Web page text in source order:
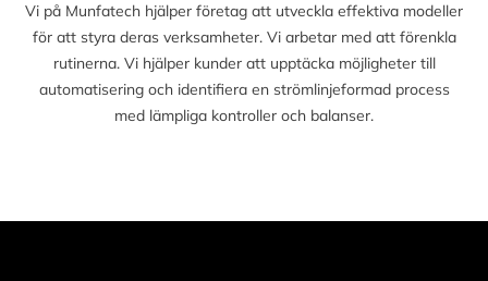
Vi på Munfatech hjälper företag att utveckla effektiva modeller
för att styra deras verksamheter. Vi arbetar med att förenkla
rutinerna. Vi hjälper kunder att upptäcka möjligheter till
automatisering och identifiera en strömlinjeformad process
med lämpliga kontroller och balanser.